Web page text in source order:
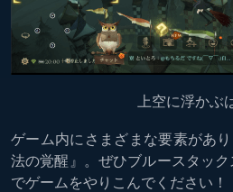
上空に浮かぶ
ゲーム内にさまざまな要素があ
法の覚醒』。ぜひブルースタッ
でゲームをやりこんでください！